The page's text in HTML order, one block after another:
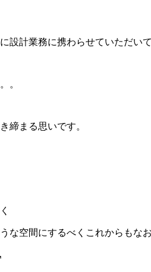
設計業務に携わらせていただい
。
締まる思いです。
な空間にするべくこれからもな